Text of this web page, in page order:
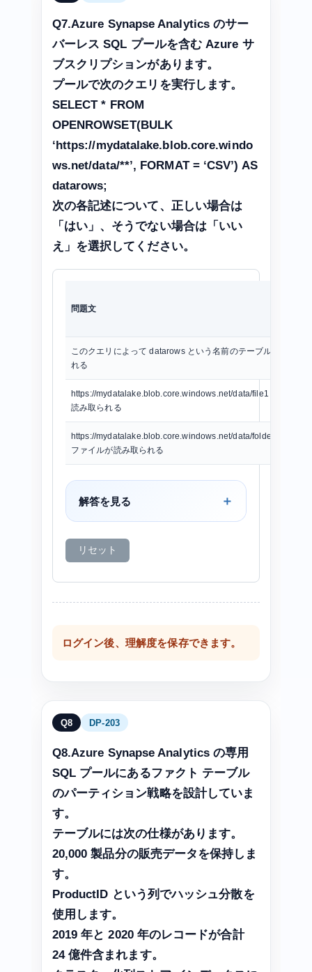
Q7.Azure Synapse Analytics のサー
バーレス SQL プールを含む Azure サ
ブスクリプションがあります。
プールで次のクエリを実行します。
SELECT * FROM
OPENROWSET(BULK
‘https://mydatalake.blob.core.windo
ws.net/data/**’, FORMAT = ‘CSV’) AS
datarows;
次の各記述について、正しい場合は
「はい」、そうでない場合は「いい
え」を選択してください。
問題文
このクエリによって datarows という名前のテーブルが作成さ
れる
https://mydatalake.blob.core.windows.net/data/file1 ファイル
読み取られる
https://mydatalake.blob.core.windows.net/data/folder1/
ファイルが読み取られる
解答を見る
リセット
ログイン後、理解度を保存できます。
Q8 DP-203
Q8.Azure Synapse Analytics の専用
SQL プールにあるファクト テーブル
のパーティション戦略を設計していま
す。
テーブルには次の仕様があります。
20,000 製品分の販売データを保持しま
す。
ProductID という列でハッシュ分散を
使用します。
2019 年と 2020 年のレコードが合計
24 億件含まれます。